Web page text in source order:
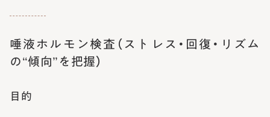
唾液ホルモン検査（ストレス・回復・リズム
の“傾向”を把握）
目的